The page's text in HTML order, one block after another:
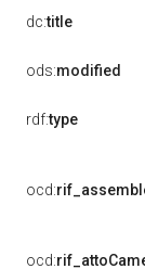
dc:title
ods:modified
rdf:type
ocd:
ocd: